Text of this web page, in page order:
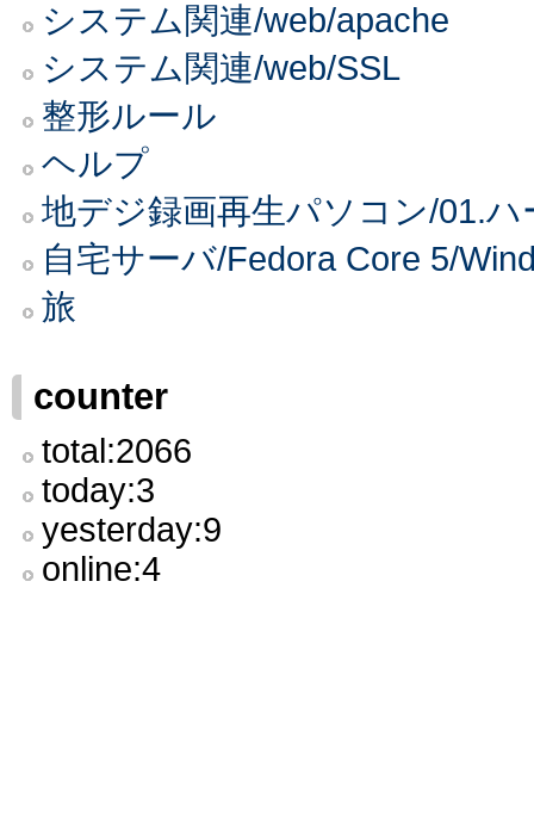
システム関連/web/apache
システム関連/web/SSL
整形ルール
ヘルプ
地デジ録画再生パソコン/01.ハ
自宅サーバ/Fedora Core 5/
旅
counter
total:2066
today:3
yesterday:9
online:4